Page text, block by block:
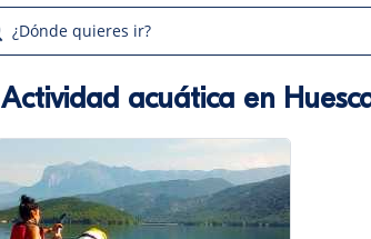
¿Dónde quieres ir?
Actividad acuática en